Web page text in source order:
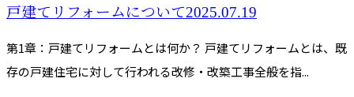
戸建てリフォームについて2025.07.19
第1章：戸建てリフォームとは何か？ 戸建てリフォームとは、既
存の戸建住宅に対して行われる改修・改築工事全般を指...